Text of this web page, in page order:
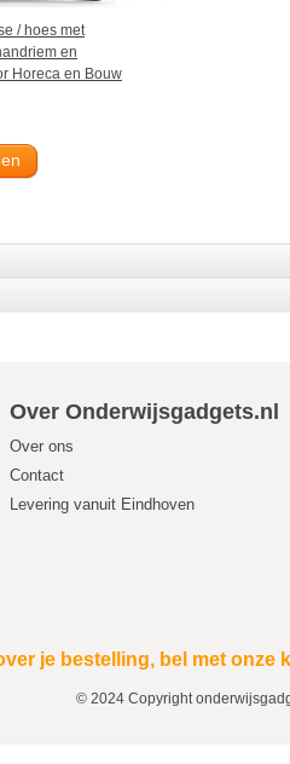
/ hoes met
en
Horeca en Bouw
Over Onderwijsgadgets.nl
Over ons
Contact
Levering vanuit Eindhoven
je bestelling, bel met onze
© 2024 Copyright